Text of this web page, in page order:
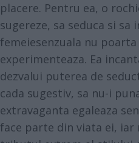
placere. Pentru ea, o
sugereze, sa seduca si sa
femeiesenzuala nu
experimenteaza. Ea
dezvalui puterea de
cada sugestiv, sa nu-i
extravaganta egaleaza
face parte din viata ei, iar